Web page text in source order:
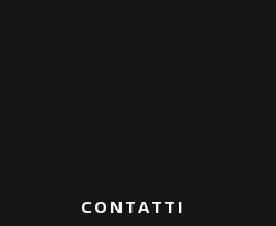
CONTATTI